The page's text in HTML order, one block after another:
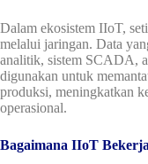
Dalam ekosistem IIoT,
melalui jaringan. Data
analitik, sistem SCADA,
digunakan untuk
produksi, meningkatkan
operasional.
Bagaimana IIoT